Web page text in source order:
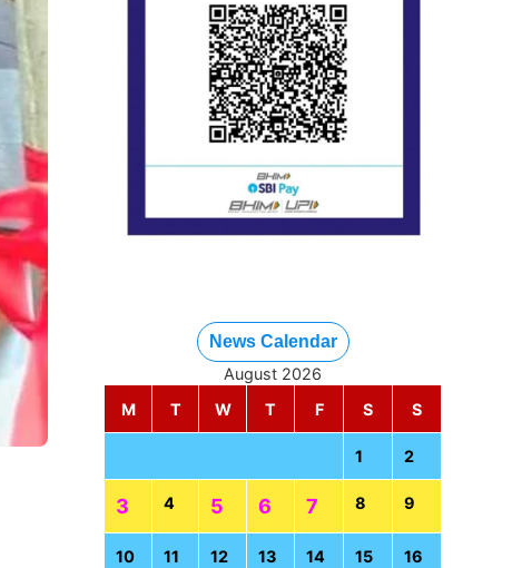
News Calendar
August 2026
M
T W T F S S
1 2
3 4 5 6 7 8 9
10 11 12 13 14 15 16